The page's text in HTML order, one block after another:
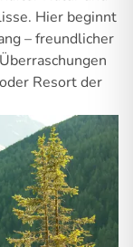
Hier beginnt
– freundlicher
Resort der